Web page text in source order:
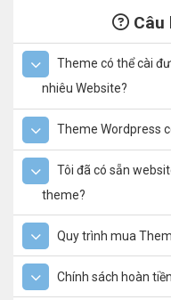
Câu
Theme có thể cài
nhiêu Website?
Theme Wordpress
Tôi đã có sẵn
theme?
Quy trình mua
Chính sách hoàn